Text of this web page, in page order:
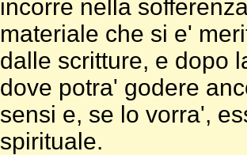
incorre nella
materiale che si e'
dalle scritture, e dopo
dove potra' godere
sensi e, se lo vorra',
spirituale.